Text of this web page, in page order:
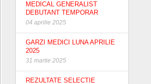
MEDICAL GENERALIST
DEBUTANT TEMPORAR
04 aprilie 2025
GARZI MEDICI LUNA APRILIE
2025
31 martie 2025
REZULTATE SELECTIE